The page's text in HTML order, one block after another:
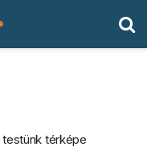
testünk térképe